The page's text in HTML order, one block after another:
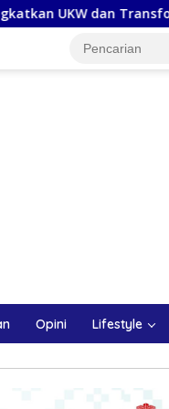
Transformasi Digital
Opini Lifestyle